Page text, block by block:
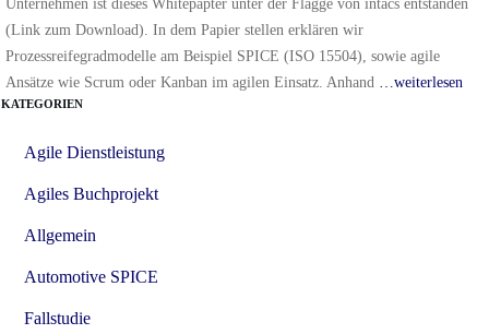
Unternehmen ist dieses Whitepapter unter der Flagge von intacs entstanden
(Link zum Download). In dem Papier stellen erklären wir
Prozessreifegradmodelle am Beispiel SPICE (ISO 15504), sowie agile
Ansätze wie Scrum oder Kanban im agilen Einsatz. Anhand …weiterlesen
KATEGORIEN
Agile Dienstleistung
Agiles Buchprojekt
Allgemein
Automotive SPICE
Fallstudie